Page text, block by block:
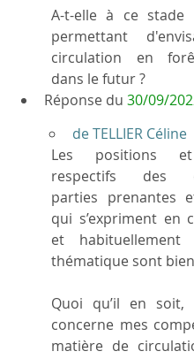
A-t-elle à ce stade
permettant
circulation en
dans le futur ?
Réponse du 30/09/
de TELLIER Céline
Les positions
respectifs des
parties prenantes
qui s’expriment en
et
thématique sont
Quoi qu’il en
concerne mes
matière de